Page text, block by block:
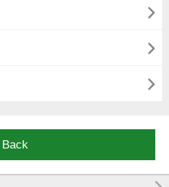



Back